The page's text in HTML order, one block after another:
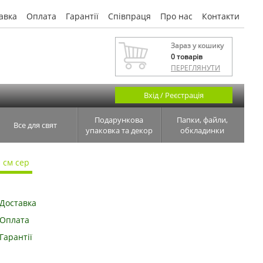
Оплата Гарантії Співпраця Про нас Контакти
Зараз у кошику
0товарів
ПЕРЕГЛЯНУТИ
Вхід / Реєстрація
Все для свят
Подарункова
упаковка та декор
Папки, файли,
обкладинки
см сер
Доставка
Оплата
Гарантії